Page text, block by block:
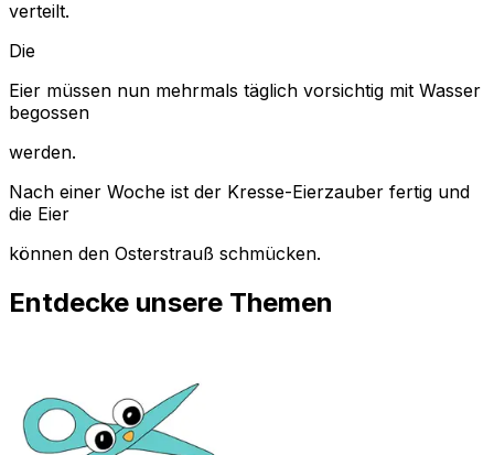
verteilt.
Die
Eier müssen nun mehrmals täglich vorsichtig mit Wasser
begossen
werden.
Nach einer Woche ist der Kresse-Eierzauber fertig und
die Eier
können den Osterstrauß schmücken.
Entdecke unsere Themen